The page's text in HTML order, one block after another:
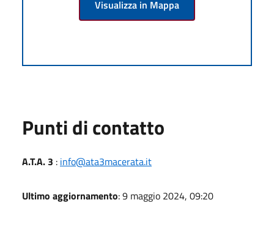
Visualizza in Mappa
Punti di contatto
A.T.A. 3 : info@ata3macerata.it
Ultimo aggiornamento: 9 maggio 2024, 09:20